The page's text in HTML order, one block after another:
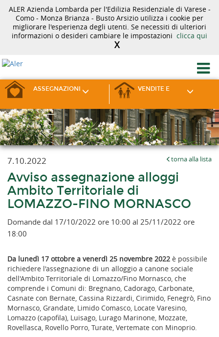
ALER Azienda Lombarda per l'Edilizia Residenziale di Varese -
Como - Monza Brianza - Busto Arsizio utilizza i cookie per
migliorare l'esperienza degli utenti. Se necessiti di ulteriori
informazioni o desideri cambiare le impostazioni clicca qui
X
ASSEGNAZIONI VENDITE E
7.10.2022 torna alla lista
Avviso assegnazione alloggi
Ambito Territoriale di
LOMAZZO-FINO MORNASCO
Domande dal 17/10/2022 ore 10:00 al 25/11/2022 ore
18:00
Da lunedì 17 ottobre a venerdì 25 novembre 2022 è possibile
richiedere l'assegnazione di un alloggio a canone sociale
dell'Ambito Territoriale di Lomazzo/Fino Mornasco, che
comprende i Comuni di: Bregnano, Cadorago, Carbonate,
Casnate con Bernate, Cassina Rizzardi, Cirimido, Fenegrò, Fino
Mornasco, Grandate, Limido Comasco, Locate Varesino,
Lomazzo (capofila), Luisago, Lurago Marinone, Mozzate,
Rovellasca, Rovello Porro, Turate, Vertemate con Minoprio.